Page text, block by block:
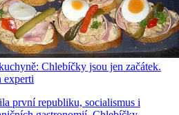
Chlebíčky jsou jen začátek.
experti
první republiku, socialismus i